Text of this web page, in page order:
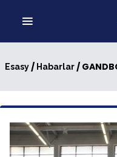
Esasy/ Habarlar/ GANDBOL